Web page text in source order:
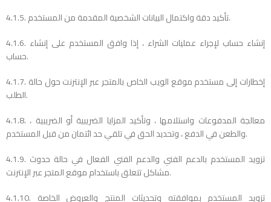
4.1.5. تأكيد دقة واكتمال البيانات الشخصية المقدمة من المستخدم.
4.1.6. إنشاء حساب لإجراء عمليات الشراء ، إذا وافق المستخدم على إنشاء
حساب.
4.1.7. إخطارات إلى مستخدم موقع الويب الخاص بالمتجر عبر الإنترنت حول حالة
الطلب.
4.1.8. معالجة المدفوعات واستلامها ، وتأكيد المزايا الضريبية أو الضريبية ،
والطعن في الدفع ، وتحديد الحق في تلقي حد ائتمان من قبل المستخدم.
4.1.9. تزويد المستخدم بالدعم الفني والدعم الفني الفعال في حالة حدوث
مشاكل تتعلق باستخدام موقع المتجر عبر الإنترنت.
4.1.10. تزويد المستخدم بموافقته وتحديثات المنتج والعروض الخاصة